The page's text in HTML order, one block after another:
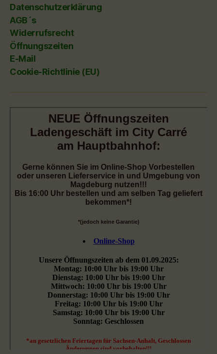
Datenschutzerklärung
AGB´s
Widerrufsrecht
Öffnungszeiten
E-Mail
Cookie-Richtlinie (EU)